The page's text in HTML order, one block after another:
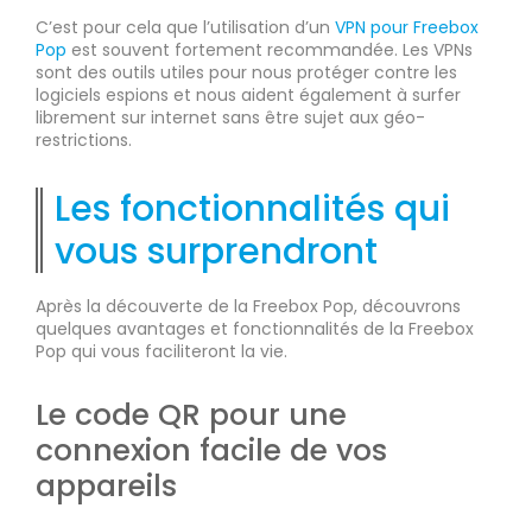
C’est pour cela que l’utilisation d’un VPN pour Freebox
Pop est souvent fortement recommandée. Les VPNs
sont des outils utiles pour nous protéger contre les
logiciels espions et nous aident également à surfer
librement sur internet sans être sujet aux géo-
restrictions.
Les fonctionnalités qui
vous surprendront
Après la découverte de la Freebox Pop, découvrons
quelques avantages et fonctionnalités de la Freebox
Pop qui vous faciliteront la vie.
Le code QR pour une
connexion facile de vos
appareils